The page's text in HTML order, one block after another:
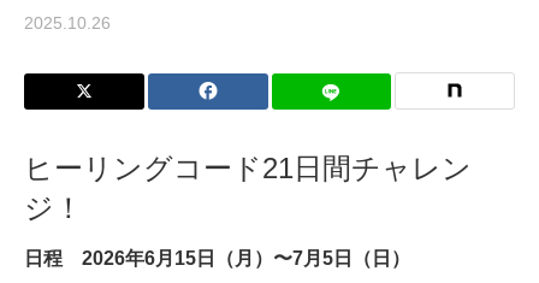
2025.10.26
ヒーリングコード21日間チャレン
ジ！
日程 2026年6月15日（月）〜7月5日（日）